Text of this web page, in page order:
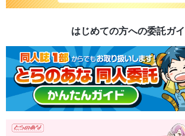
はじめての方への委託ガ